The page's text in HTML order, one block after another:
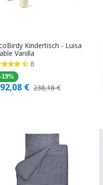
In den
Warenkorb
Kindertisch - Luisa
Vanilla
8
-19%
€ 238,18€